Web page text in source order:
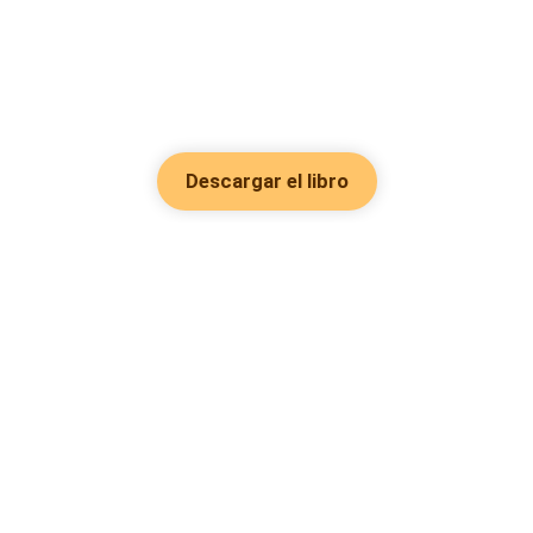
Descargar el libro